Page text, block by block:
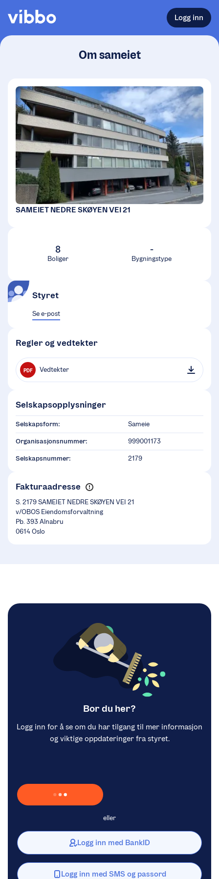
Logg inn
Om sameiet
SAMEIET NEDRE SKØYEN VEI 21
8
Boliger
-
Bygningstype
Styret
Se e-post
Regler og vedtekter
PDF Vedtekter
Selskapsopplysninger
Selskapsform: Sameie
Organisasjonsnummer: 999001173
Selskapsnummer: 2179
Fakturaadresse
S. 2179 SAMEIET NEDRE SKØYEN VEI 21
v/OBOS Eiendomsforvaltning
Pb. 393 Alnabru
0614 Oslo
Bor du her?
Logg inn for å se om du har tilgang til mer informasjon
og viktige oppdateringer fra styret.
Laster inn Vipps …
eller
Logg inn med BankID
Logg inn med SMS og passord